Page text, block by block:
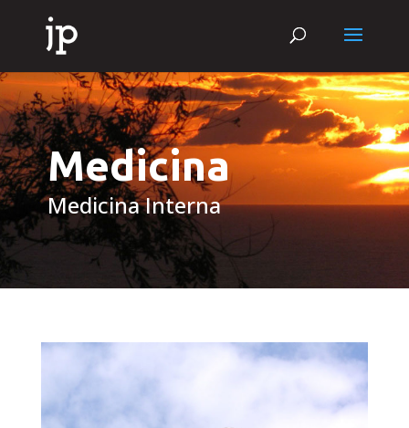
Medicina
Medicina Interna